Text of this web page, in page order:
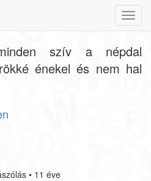
szív a népdal
énekel és nem hal
• 11 éve